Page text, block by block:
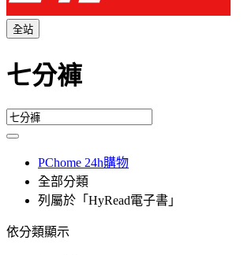
全站
七分褲
PChome 24h購物
全部分類
列屬於「HyRead電子書」
依分類顯示